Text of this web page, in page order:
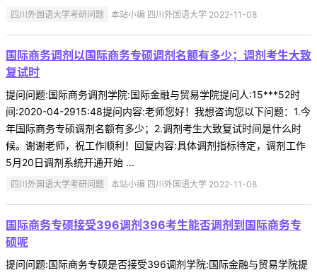
四川外国语大学考研问题 本站小编 四川外国语大学 2022-11-08
国际商务调剂以国际商务专硕调剂名额有多少；调剂考生大致
复试时
提问问题:国际商务调剂学院:国际金融与贸易学院提问人:15***52时
间:2020-04-2915:48提问内容:老师您好！我想咨询您以下问题：1.今
年国际商务专硕调剂名额有多少；2.调剂考生大致复试时间是什么时
候。谢谢老师，祝工作顺利！回复内容:具体调剂指标待定，调剂工作
5月20日调剂系统开通开始 ...
四川外国语大学考研问题 本站小编 四川外国语大学 2022-11-08
国际商务专硕接受396调剂396考生能否调剂到国际商务专
硕呢
提问问题:国际商务专硕是否接受396调剂学院:国际金融与贸易学院提